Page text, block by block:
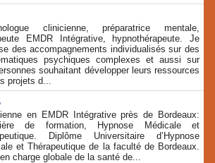
clinicienne, préparatrice mentale,
EMDR Intégrative, hypnothérapeute. Je
des accompagnements individualisés sur des
psychiques complexes et aussi sur
souhaitant développer leurs ressources
projets d...
en EMDR Intégrative près de Bordeaux:
de formation, Hypnose Médicale et
Diplôme Universitaire d’Hypnose
et Thérapeutique de la faculté de Bordeaux.
charge globale de la santé de...